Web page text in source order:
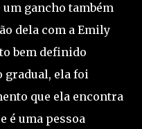
um gancho também
dela com a Emily
bem definido
gradual, ela foi
que ela encontra
é uma pessoa